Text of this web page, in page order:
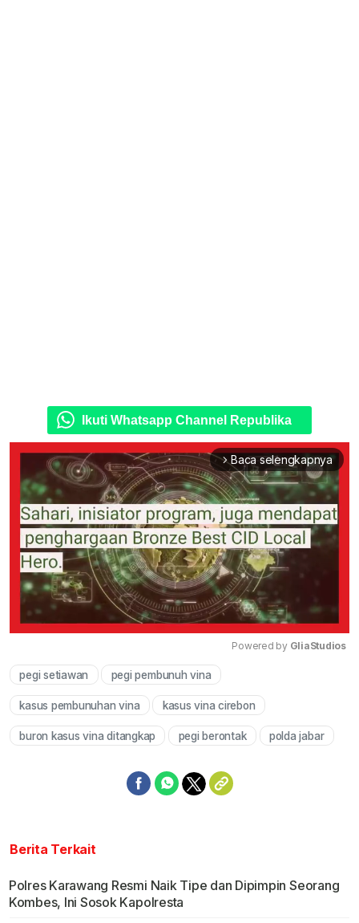
Ikuti Whatsapp Channel Republika
arrow_forward_ios Baca selengkapnya
Powered by GliaStudios
pegi setiawan pegi pembunuh vina
kasus pembunuhan vina kasus vina cirebon
buron kasus vina ditangkap pegi berontak polda jabar
Berita Terkait
Polres Karawang Resmi Naik Tipe dan Dipimpin Seorang
Kombes, Ini Sosok Kapolresta